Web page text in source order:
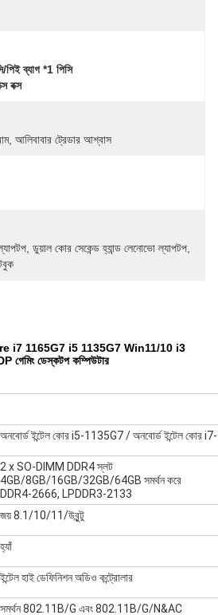
পিই ব্যাগ *1 পিসি
বক্স
আলিবাবার ট্রেডার আশ্বাস
ডুয়াল কোর সেকেন্ড হ্যান্ড লেনোভো ল্যাপটপ
i7 1165G7 i5 1135G7 Win11/10 i3
ডেস্কটপ কম্পিউটার
অনবোর্ড ইন্টেল কোর i5-1135G7 / অনবোর্ড ইন্টেল কোর
2 x SO-DIMM DDR4 স্লট
4GB/8GB/16GB/32GB/64GB সমর্থন করে
DDR4-2666, LPDDR3-2133
জয় 8.1/10/11/উবুন্টু
হ্যাঁ
ইন্টেল হাই ডেফিনিশন অডিও কন্ট্রোলার
সমর্থন 802.11B/G এবং 802.11B/G/N&AC